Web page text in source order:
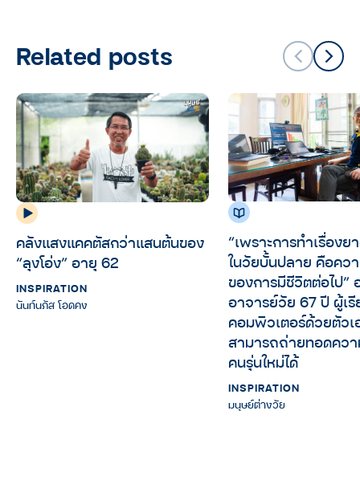
Related posts
คลังแสงแคคตัสกว่าแสนต้นของ
“ลุงโอ่ง” อายุ 62
INSPIRATION
นันท์นภัส โอดคง
“เพราะการทำเรื่องย
ในวัยบั้นปลาย คือคว
ของการมีชีวิตต่อไป”
อาจารย์วัย 67 ปี ผู้เ
คอมพิวเตอร์ด้วยตัวเ
สามารถถ่ายทอดควา
คนรุ่นใหม่ได้
INSPIRATION
มนุษย์ต่างวัย